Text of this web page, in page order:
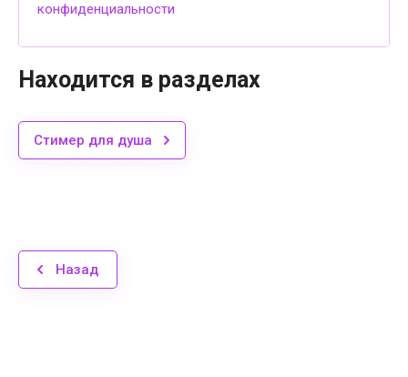
конфиденциальности
Находится в разделах
Стимер для душа
Назад